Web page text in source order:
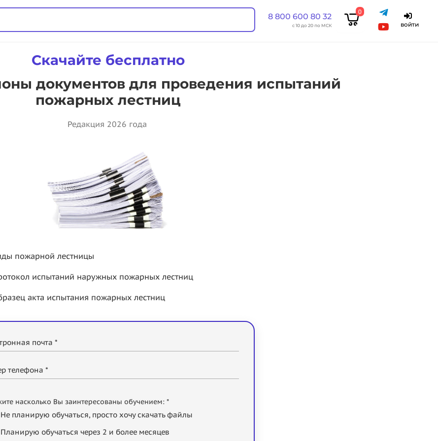
8 800 600 80 32
с 10 до 20 по МСК
0
войти
Скачайте бесплатно
документов для проведения испытаний
пожарных лестниц
Редакция 2026 года
пожарной лестницы
испытаний наружных пожарных лестниц
акта испытания пожарных лестниц
почта *
телефона *
насколько Вы заинтересованы обучением: *
Не планирую обучаться, просто хочу скачать файлы
Планирую обучаться через 2 и более месяцев